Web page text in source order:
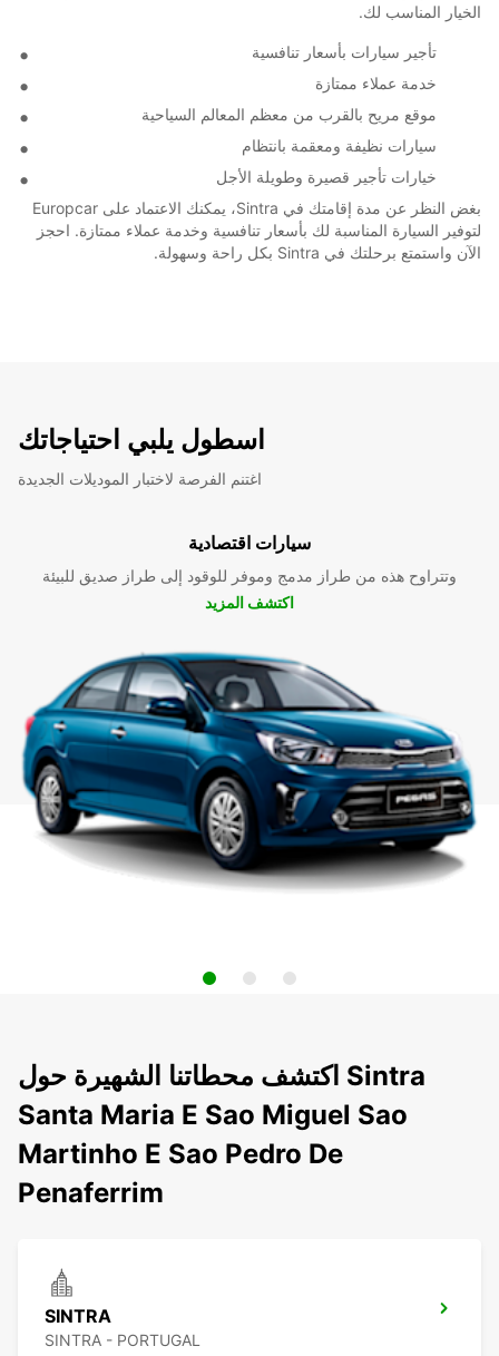
الخيار المناسب لك.
تأجير سيارات بأسعار تنافسية
خدمة عملاء ممتازة
موقع مريح بالقرب من معظم المعالم السياحية
سيارات نظيفة ومعقمة بانتظام
خيارات تأجير قصيرة وطويلة الأجل
بغض النظر عن مدة إقامتك في Sintra، يمكنك الاعتماد على Europcar
لتوفير السيارة المناسبة لك بأسعار تنافسية وخدمة عملاء ممتازة. احجز
الآن واستمتع برحلتك في Sintra بكل راحة وسهولة.
اسطول يلبي احتياجاتك
اغتنم الفرصة لاختبار الموديلات الجديدة
سيارات اقتصادية
وتتراوح هذه من طراز مدمج وموفر للوقود إلى طراز صديق للبيئة
اكتشف المزيد
اكتشف محطاتنا الشهيرة حول Sintra
Santa Maria E Sao Miguel Sao
Martinho E Sao Pedro De
Penaferrim
SINTRA
SINTRA - PORTUGAL